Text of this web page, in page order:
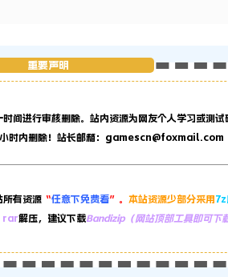
重要声明
时间进行审核删除。站内资源为网友个人学习或测
小时内删除！站长邮箱：gamescn@foxmail.com
所有资源 “任意下免费看”。 本站资源少部分采用 7z
rar解压，建议下载Bandizip（网站顶部工具即可下